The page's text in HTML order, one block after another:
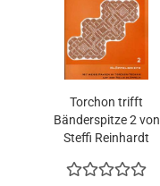
Torchon trifft
Bänderspitze 2 von
Steffi Reinhardt